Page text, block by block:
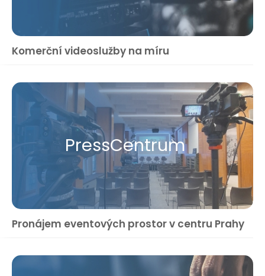
Komerční videoslužby na míru
Press​Centrum
Pronájem eventových prostor v centru Prahy